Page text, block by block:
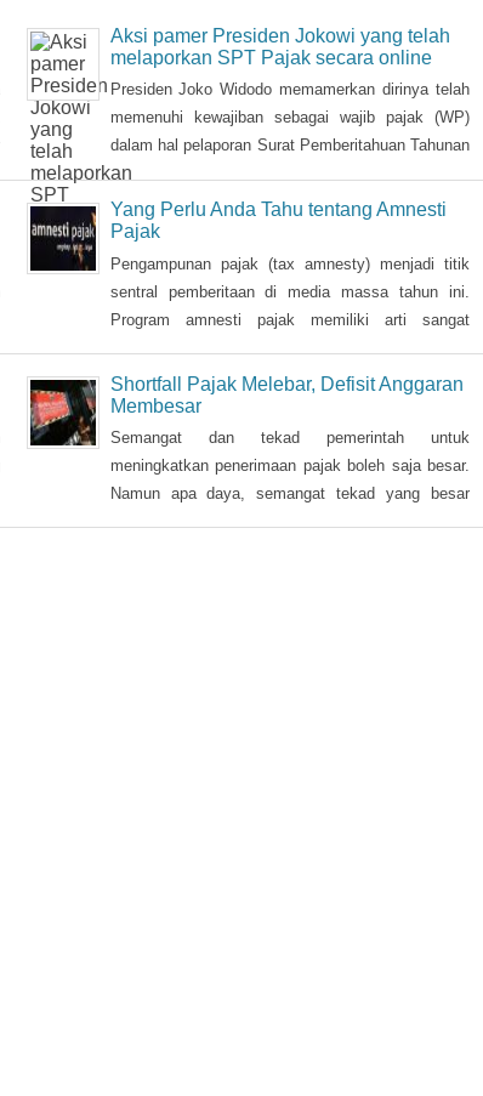
Aksi pamer Presiden Jokowi yang telah
melaporkan SPT Pajak secara online
Presiden Joko Widodo memamerkan dirinya telah
memenuhi kewajiban sebagai wajib pajak (WP)
dalam hal pelaporan Surat Pemberitahuan Tahunan
( SPT) pajak tahun 2017 pada Senin (26/2)
Yang Perlu Anda Tahu tentang Amnesti
Pajak
Pengampunan pajak (tax amnesty) menjadi titik
sentral pemberitaan di media massa tahun ini.
Program amnesti pajak memiliki arti sangat
langsung sosialisasi ke sejumlah kota.
Shortfall Pajak Melebar, Defisit Anggaran
Membesar
Semangat dan tekad pemerintah untuk
meningkatkan penerimaan pajak boleh saja besar.
Namun apa daya, semangat tekad yang besar